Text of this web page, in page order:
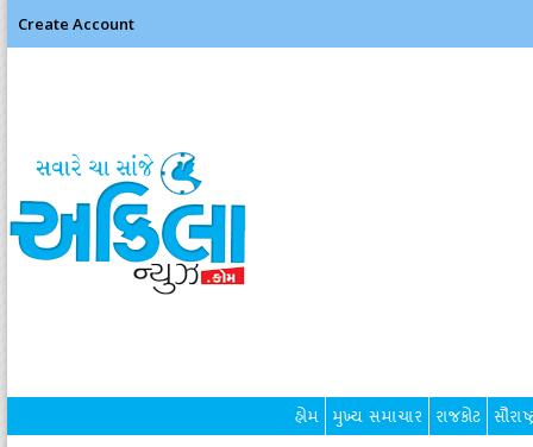
Create Account
હોમ મુખ્ય સમાચાર રાજકોટ